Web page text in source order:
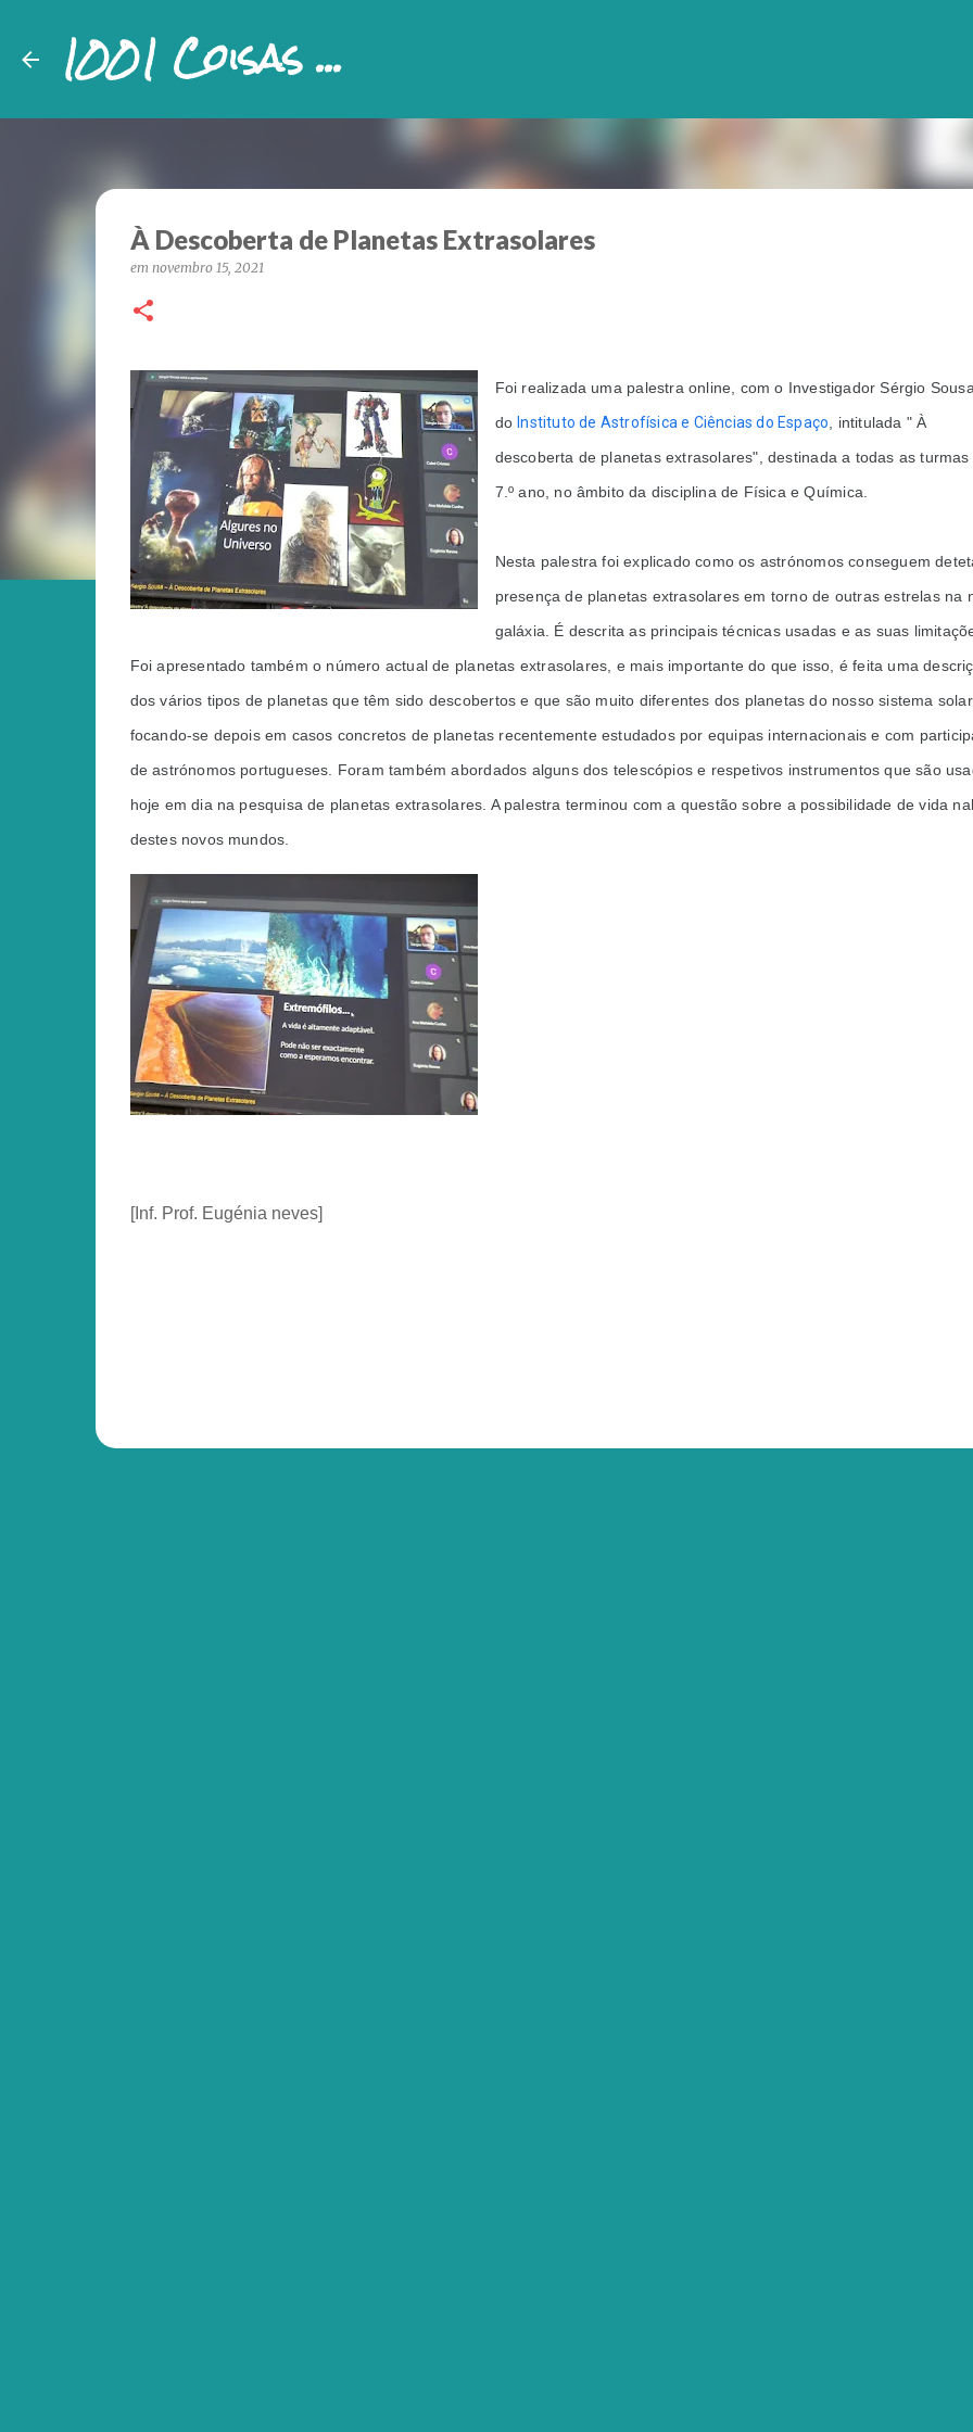
1001 Coisas ...
À Descoberta de Planetas Extrasolares
em novembro 15, 2021
Foi realizada uma palestra online, com o Investigador Sérgio
do Instituto de Astrofísica e Ciências do Espaço , intitulada " À
descoberta de planetas extrasolares", destinada a todas as turmas
7.º ano, no âmbito da disciplina de Física e Química.
Nesta palestra foi explicado como os astrónomos conseguem
presença de planetas extrasolares em torno de outras estrelas na
galáxia. É descrita as principais técnicas usadas e as suas
Foi apresentado também o número actual de planetas extrasolares, e mais importante do que isso, é feita uma
dos vários tipos de planetas que têm sido descobertos e que são muito diferentes dos planetas do nosso sistema solar,
focando-se depois em casos concretos de planetas recentemente estudados por equipas internacionais e com
de astrónomos portugueses. Foram também abordados alguns dos telescópios e respetivos instrumentos que são
hoje em dia na pesquisa de planetas extrasolares. A palestra terminou com a questão sobre a possibilidade de vida
destes novos mundos.
[Inf. Prof. Eugénia neves]